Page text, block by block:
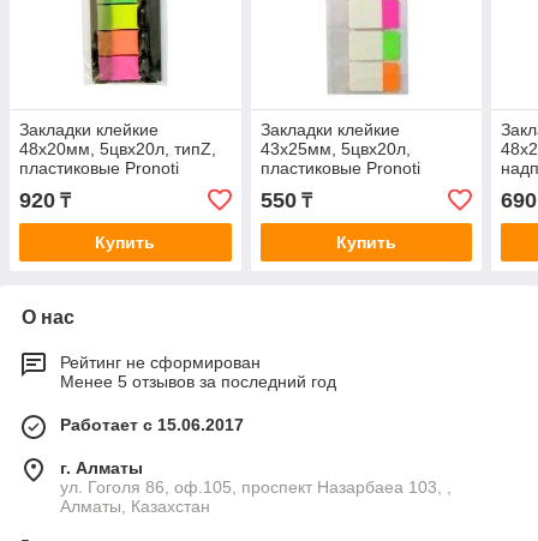
Закладки клейкие
48x20мм, 5цвx20л, типZ,
пластиковые Pronoti
920 ₸
Купить
Закладки клейкие
43x25мм, 5цвx20л,
пластиковые Pronoti
550₸
Купить
690
О нас
Рейтинг не сформирован
Менее 5 отзывов за последний год
Работает с 15.06.2017
г. Алматы
ул. Гоголя 86, оф.105, проспект Назарбаеа 103, ,
Алматы, Казахстан